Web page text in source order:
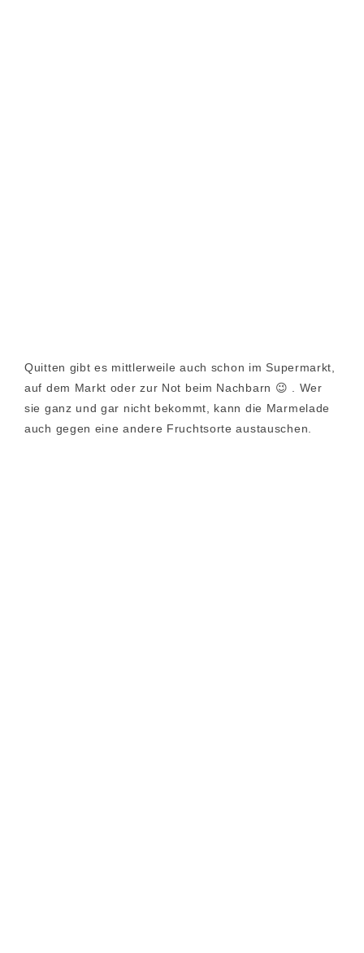
Quitten gibt es mittlerweile auch schon im Supermarkt,
auf dem Markt oder zur Not beim Nachbarn 😉 . Wer
sie ganz und gar nicht bekommt, kann die Marmelade
auch gegen eine andere Fruchtsorte austauschen.